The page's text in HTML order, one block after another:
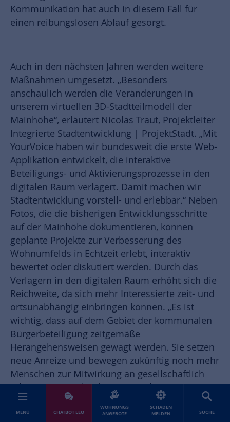
MENÜ CHATBOT LEO
WOHNUNGS
ANGEBOTE
SCHADEN
MELDEN
SUCHE
Kommunikation hat auch in diesem Fall für
einen reibungslosen Ablauf gesorgt.
Auch in den nächsten Jahren werden weitere
Maßnahmen umgesetzt. „Besonders
anschaulich werden die Veränderungen in
unserem virtuellen 3D-Stadtteilmodell der
Mainhöhe“, erläutert Nicolas Traut, Projektleiter
Integrierte Stadtentwicklung | ProjektStadt. „Mit
YourVoice haben wir bundesweit die erste Web-
Applikation entwickelt, die interaktive
Beteiligungs- und Aktivierungsprozesse in den
digitalen Raum verlagert. Damit machen wir
Stadtentwicklung vorstell- und erlebbar.“ Neben
Fotos, die die bisherigen Entwicklungsschritte
auf der Mainhöhe dokumentieren, können
geplante Projekte zur Verbesserung des
Wohnumfelds in Echtzeit erlebt, interaktiv
bewertet oder diskutiert werden. Durch das
Verlagern in den digitalen Raum erhöht sich die
Reichweite, da sich mehr Interessierte zeit- und
ortsunabhängig einbringen können. „Es ist
wichtig, dass auf dem Gebiet der kommunalen
Bürgerbeteiligung zeitgemäße
Herangehensweisen gewagt werden. Sie setzen
neue Anreize und bewegen zukünftig noch mehr
Menschen zur Mitwirkung an gesellschaftlich
relevanten Entscheidungen vor ihrer Tür", so
Bürgermeister Ockel.